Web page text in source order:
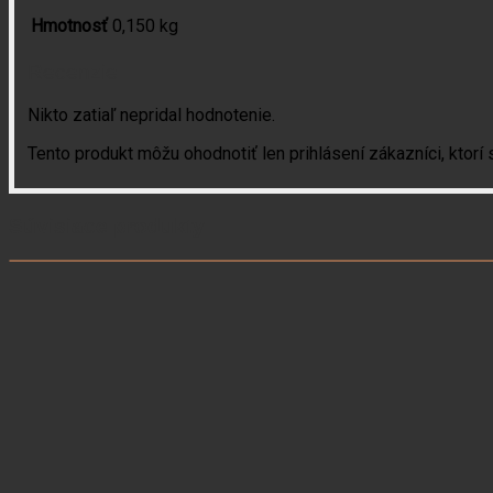
Hmotnosť 0,150 kg
Nikto zatiaľ nepridal hodnotenie.
Tento produkt môžu ohodnotiť len prihlásení zákazníci, ktorí